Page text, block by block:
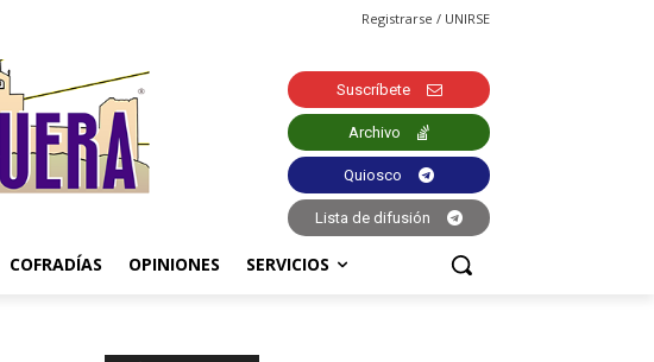
Registrarse / UNIRSE
Suscríbete
Archivo
Quiosco
Lista de difusión
COFRADÍAS OPINIONES SERVICIOS